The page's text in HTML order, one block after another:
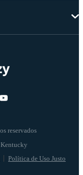
reservados
Política de Uso Justo